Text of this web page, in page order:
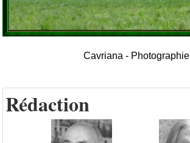
Cavriana - Photographie
Rédaction